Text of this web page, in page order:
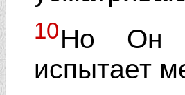
10Но Он
испытает